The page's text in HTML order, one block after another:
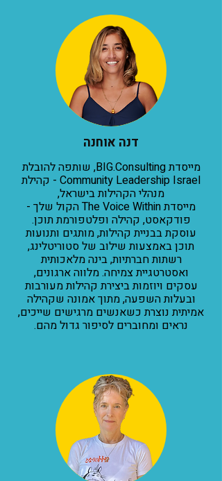
דנה אוחנה
מייסדת BIG.Consulting, שותפה להובלת
Community Leadership Israel - קהילת
מנהלי הקהילות בישראל,
מייסדת The Voice Within הקול שלך -
פודקאסט, קהילה ופלטפורמת תוכן.
עוסקת בבניית קהילות, מותגים ותנועות
תוכן באמצעות שילוב של סטוריטלינג,
רשתות חברתיות, בינה מלאכותית
ואסטרטגיית צמיחה. מלווה ארגונים,
עסקים ויוזמות ביצירת קהילות מעורבות
ובעלות השפעה, מתוך אמונה שקהילה
אמיתית נוצרת כשאנשים מרגישים שייכים,
נראים ומחוברים לסיפור גדול מהם.